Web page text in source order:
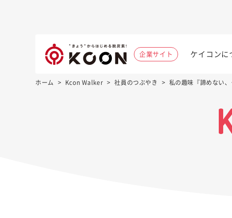
企業サイト ケイコンに
ホーム > Kcon Walker > 社員のつぶやき > 私の趣味『諦めない、